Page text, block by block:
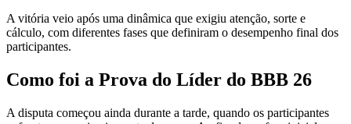
A vitória veio após uma dinâmica que exigiu atenção, sorte e
cálculo, com diferentes fases que definiram o desempenho final dos
participantes.
Como foi a Prova do Líder do BBB 26
A disputa começou ainda durante a tarde, quando os participantes